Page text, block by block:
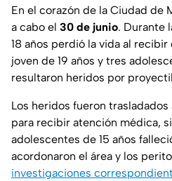
En el corazón de la Ciudad de
a cabo el 30 de junio. Durante
18 años perdió la vida al
joven de 19 años y tres
resultaron heridos por
Los heridos fueron
para recibir atención médica,
adolescentes de 15 años
acordonaron el área y los
investigaciones